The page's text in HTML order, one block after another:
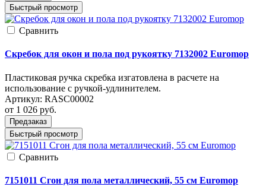
Быстрый просмотр
Cравнить
Скребок для окон и пола под рукоятку 7132002 Euromop
Пластиковая ручка скребка изгатовлена в расчете на
использование с ручкой-удлинителем.
Артикул: RASC00002
от 1 026 руб.
Предзаказ
Быстрый просмотр
Cравнить
7151011 Сгон для пола металлический, 55 см Euromop